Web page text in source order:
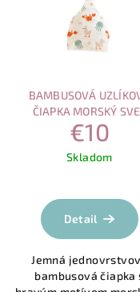
BAMBUSOVÁ
ČIAPKA MORSKÝ
€10
Skladom
Detail
Jemná
bambusová čiapka